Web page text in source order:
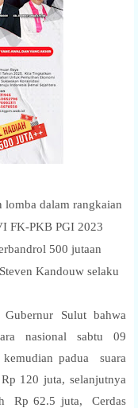
lomba dalam rangkaian
FK-PKB PGI 2023
500 jutaan
Kandouw selaku
Sulut bahwa
nasional sabtu 09
padua suara
120 juta, selanjutnya
Rp 62.5 juta, Cerdas